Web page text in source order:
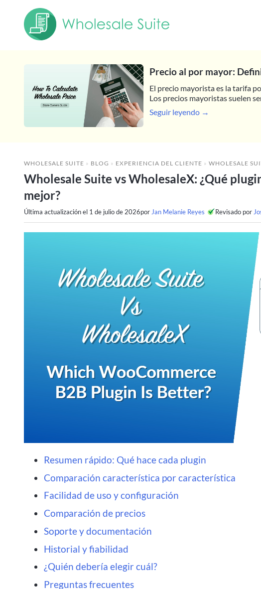
Precio al por mayor:
El precio mayorista es la tarifa
Los precios mayoristas suelen
Seguir leyendo →
WHOLESALE SUITE » BLOG » EXPERIENCIA DEL CLIENTE » WHOLESALE SUITE VS WHOLESALEX:
Wholesale Suite vs WholesaleX: ¿Qué
mejor?
Última actualización el 1 de julio de 2026por Jan Melanie Reyes Revisado por
Resumen rápido: Qué hace cada plugin
Comparación característica por característica
Facilidad de uso y configuración
Comparación de precios
Soporte y documentación
Historial y fiabilidad
¿Quién debería elegir cuál?
Preguntas frecuentes